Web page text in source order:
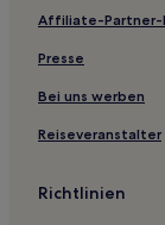
Woodward
Loyal Hotels
Ellis County:
Foss Hotels
Taloga Hotels
Affiliate-Partner-
Presse
Bei uns werben
Reiseveranstalter
Richtlinien